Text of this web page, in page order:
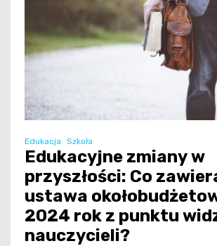
Edukacja Szkoła
Edukacyjne zmiany w
przyszłości: Co
ustawa
2024 rok z punktu
nauczycieli?